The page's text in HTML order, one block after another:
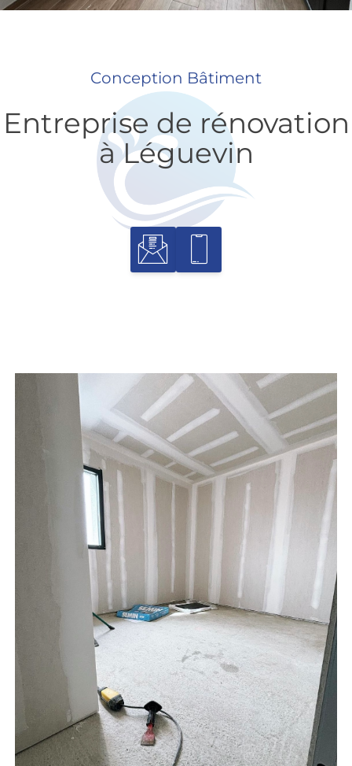
Conception Bâtiment
Entreprise de rénovation
à Léguevin